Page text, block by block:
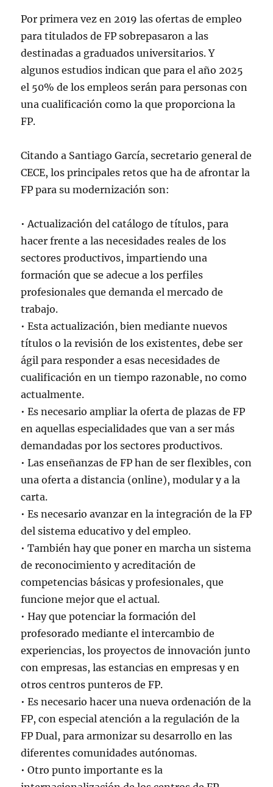
Por primera vez en 2019 las ofertas de empleo
para titulados de FP sobrepasaron a las
destinadas a graduados universitarios. Y
algunos estudios indican que para el año 2025
el 50% de los empleos serán para personas con
una cualificación como la que proporciona la
FP.
Citando a Santiago García, secretario general de
CECE, los principales retos que ha de afrontar la
FP para su modernización son:
• Actualización del catálogo de títulos, para
hacer frente a las necesidades reales de los
sectores productivos, impartiendo una
formación que se adecue a los perfiles
profesionales que demanda el mercado de
trabajo.
• Esta actualización, bien mediante nuevos
títulos o la revisión de los existentes, debe ser
ágil para responder a esas necesidades de
cualificación en un tiempo razonable, no como
actualmente.
• Es necesario ampliar la oferta de plazas de FP
en aquellas especialidades que van a ser más
demandadas por los sectores productivos.
• Las enseñanzas de FP han de ser flexibles, con
una oferta a distancia (online), modular y a la
carta.
• Es necesario avanzar en la integración de la FP
del sistema educativo y del empleo.
• También hay que poner en marcha un sistema
de reconocimiento y acreditación de
competencias básicas y profesionales, que
funcione mejor que el actual.
• Hay que potenciar la formación del
profesorado mediante el intercambio de
experiencias, los proyectos de innovación junto
con empresas, las estancias en empresas y en
otros centros punteros de FP.
• Es necesario hacer una nueva ordenación de la
FP, con especial atención a la regulación de la
FP Dual, para armonizar su desarrollo en las
diferentes comunidades autónomas.
• Otro punto importante es la